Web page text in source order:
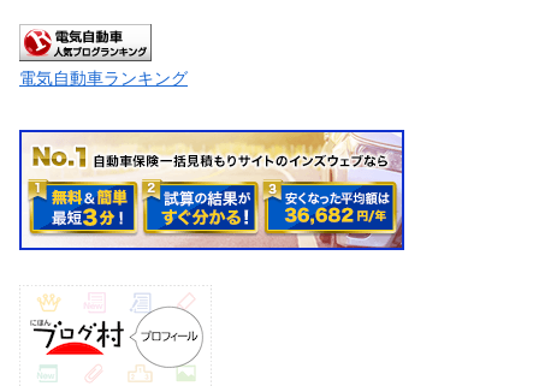
電気自動車ランキング